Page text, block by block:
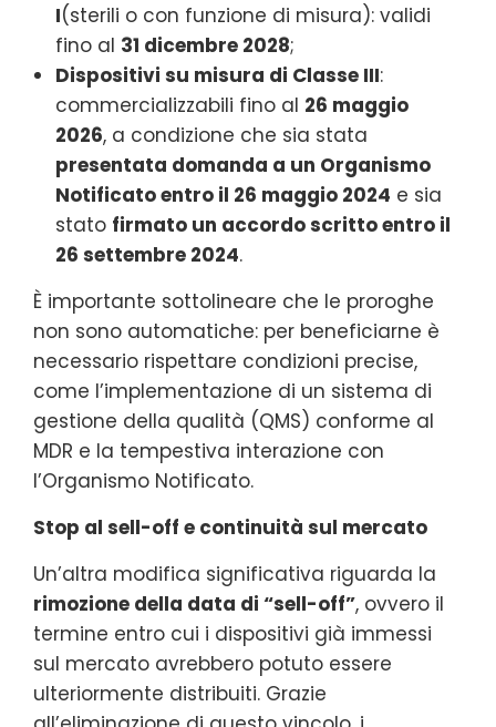
I(sterili o con funzione di misura): validi
fino al 31 dicembre 2028;
Dispositivi su misura di Classe III:
commercializzabili fino al 26 maggio
2026, a condizione che sia stata
presentata domanda a un Organismo
Notificato entro il 26 maggio 2024 e sia
stato firmato un accordo scritto entro il
26 settembre 2024.
È importante sottolineare che le proroghe
non sono automatiche: per beneficiarne è
necessario rispettare condizioni precise,
come l’implementazione di un sistema di
gestione della qualità (QMS) conforme al
MDR e la tempestiva interazione con
l’Organismo Notificato.
Stop al sell-off e continuità sul mercato
Un’altra modifica significativa riguarda la
rimozione della data di “sell-off”, ovvero il
termine entro cui i dispositivi già immessi
sul mercato avrebbero potuto essere
ulteriormente distribuiti. Grazie